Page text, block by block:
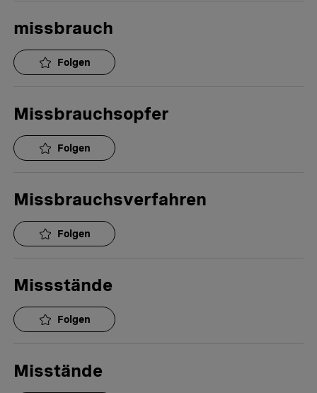
missbrauch
Folgen
Missbrauchsopfer
Folgen
Missbrauchsverfahren
Folgen
Missstände
Folgen
Misstände